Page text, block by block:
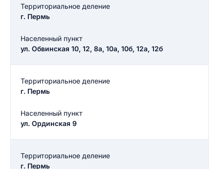
Территориальное деление
г. Пермь
Населенный пункт
ул. Обвинская 10, 12, 8а, 10а, 10б, 12а, 12б
Территориальное деление
г. Пермь
Населенный пункт
ул. Ординская 9
Территориальное деление
г. Пермь
разрешить публикацию отзыва
ОСТАВИТЬ ОТЗЫВ